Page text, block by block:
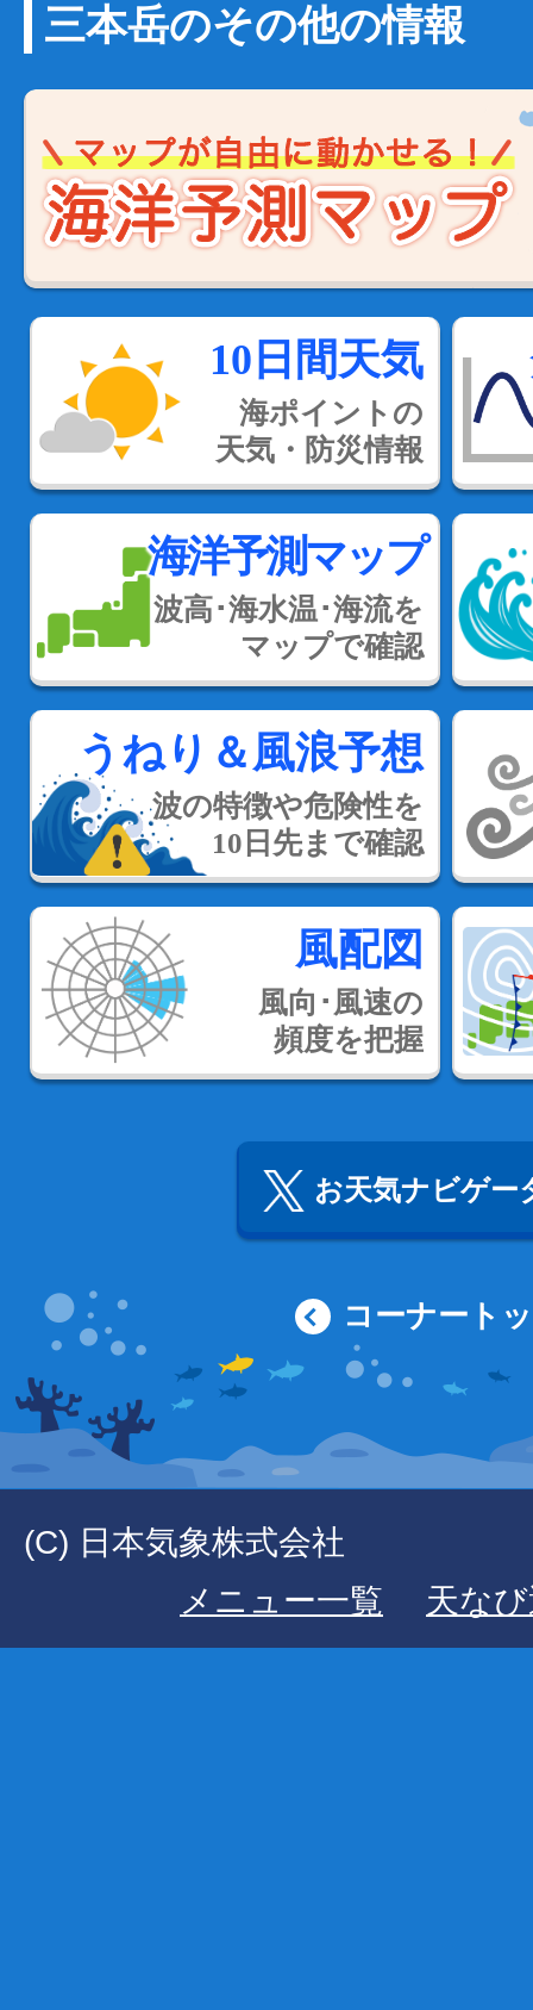
三本岳のその他の情報
10日間天気
海ポイントの
天気・防災情報
海洋予測マップ
波高･海水温･海流を
マップで確認
うねり＆風浪予想
波の特徴や危険性を
10日先まで確認
風配図
風向･風速の
頻度を把握
お天気ナビゲー
コーナート
(C) 日本気象株式会社
メニュー一覧
天な